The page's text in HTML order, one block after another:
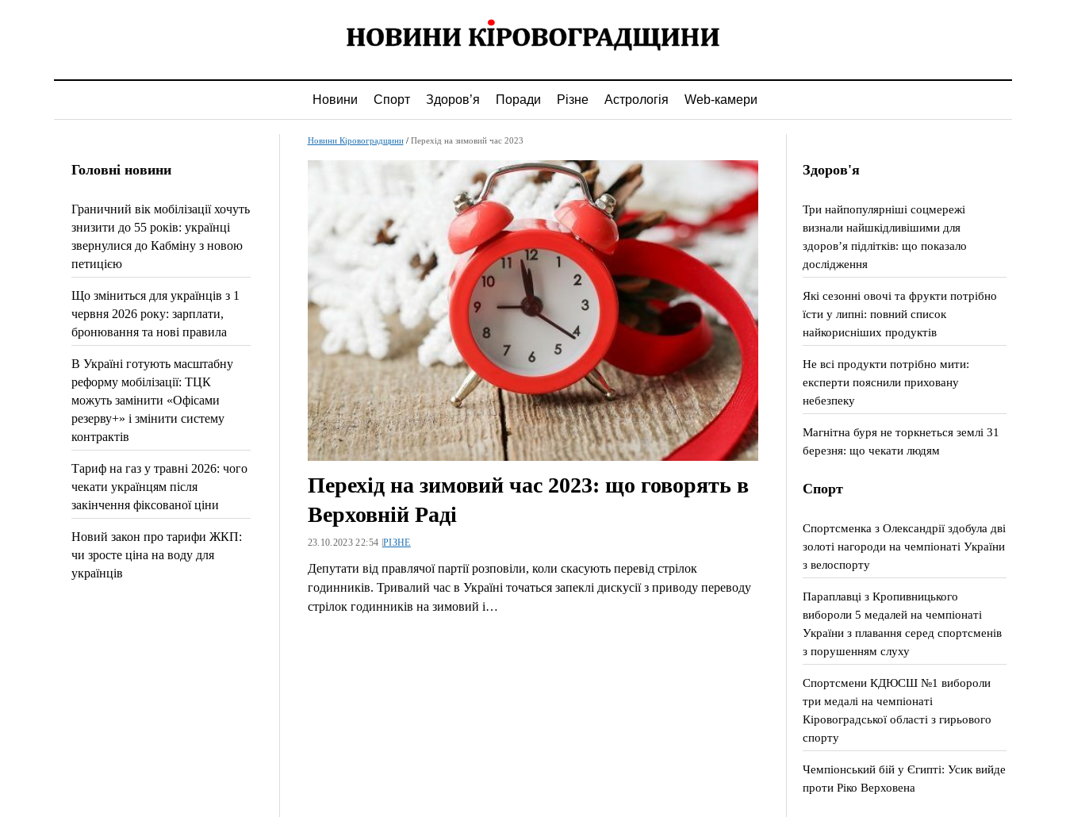
Новини Спорт Здоров’я Поради Різне Астрологія Web-камери
Головні новини
Граничний вік мобілізації хочуть
знизити до 55 років: українці
звернулися до Кабміну з новою
петицією
Що зміниться для українців з 1
червня 2026 року: зарплати,
бронювання та нові правила
В Україні готують масштабну
реформу мобілізації: ТЦК
можуть замінити «Офісами
резерву+» і змінити систему
контрактів
Тариф на газ у травні 2026: чого
чекати українцям після
закінчення фіксованої ціни
Новий закон про тарифи ЖКП:
чи зросте ціна на воду для
українців
Новини Кіровоградщини/ Перехід на зимовий час 2023
Перехід на зимовий час 2023: що говорять в
Верховній Раді
23.10.2023 22:54 |РІЗНЕ
Депутати від правлячої партії розповіли, коли скасують перевід стрілок
годинників. Тривалий час в Україні точаться запеклі дискусії з приводу переводу
стрілок годинників на зимовий і…
Здоров'я
Три найпопулярніші соцмережі
визнали найшкідливішими для
здоров’я підлітків: що показало
дослідження
Які сезонні овочі та фрукти потрібно
їсти у липні: повний список
найкорисніших продуктів
Не всі продукти потрібно мити:
експерти пояснили приховану
небезпеку
Магнітна буря не торкнеться землі 31
березня: що чекати людям
Спорт
Спортсменка з Олександрії здобула дві
золоті нагороди на чемпіонаті України
з велоспорту
Параплавці з Кропивницького
вибороли 5 медалей на чемпіонаті
України з плавання серед спортсменів
з порушенням слуху
Спортсмени КДЮСШ №1 вибороли
три медалі на чемпіонаті
Кіровоградської області з гирьового
спорту
Чемпіонський бій у Єгипті: Усик вийде
проти Ріко Верховена